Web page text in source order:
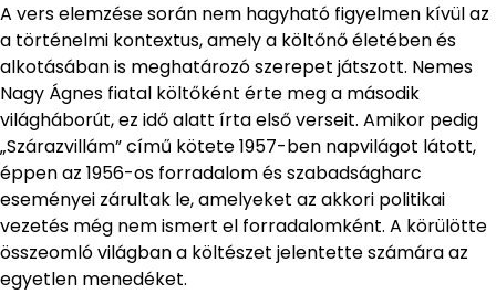
A vers elemzése során nem hagyható figyelmen kívül az
a történelmi kontextus, amely a költőnő életében és
alkotásában is meghatározó szerepet játszott. Nemes
Nagy Ágnes fiatal költőként érte meg a második
világháborút, ez idő alatt írta első verseit. Amikor pedig
„Szárazvillám” című kötete 1957-ben napvilágot látott,
éppen az 1956-os forradalom és szabadságharc
eseményei zárultak le, amelyeket az akkori politikai
vezetés még nem ismert el forradalomként. A körülötte
összeomló világban a költészet jelentette számára az
egyetlen menedéket.